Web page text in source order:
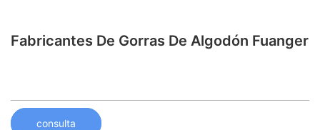
Fabricantes De Gorras De Algodón Fuanger
consulta